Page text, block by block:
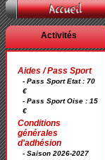
Activités
Aides / Pass Sport
- Pass Sport Etat : 70
€
- Pass Sport Oise : 15
€
Conditions
générales
d'adhésion
- Saison 2026-2027